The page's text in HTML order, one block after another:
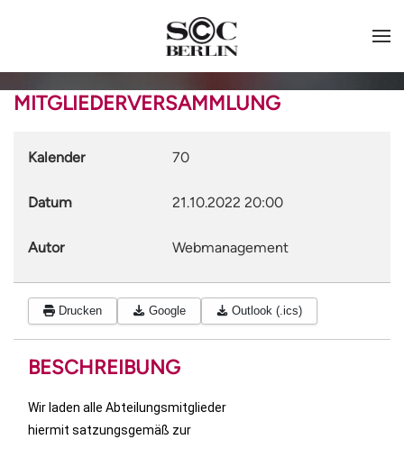
MITGLIEDERVERSAMMLUNG
Kalender 70
Datum 21.10.2022 20:00
Autor Webmanagement
Drucken Google Outlook (.ics)
BESCHREIBUNG
Wir laden alle Abteilungsmitglieder
hiermit satzungsgemäß zur